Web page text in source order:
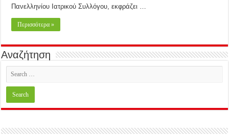
Πανελληνίου Ιατρικού Συλλόγου, εκφράζει …
Περισσότερα »
Αναζήτηση